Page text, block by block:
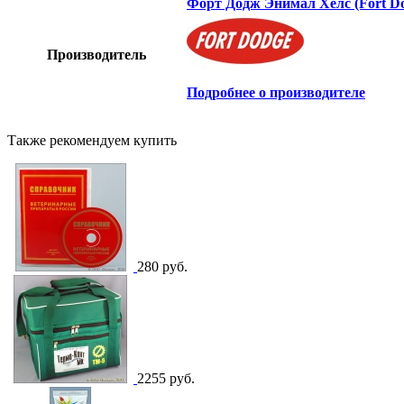
Производитель
Подробнее о производителе
Также рекомендуем купить
280 руб.
2255 руб.